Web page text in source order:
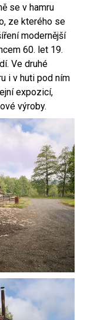
se v hamru
ze kterého se
modernější
60. let 19.
Ve druhé
i v huti pod ním
expozicí,
výroby.